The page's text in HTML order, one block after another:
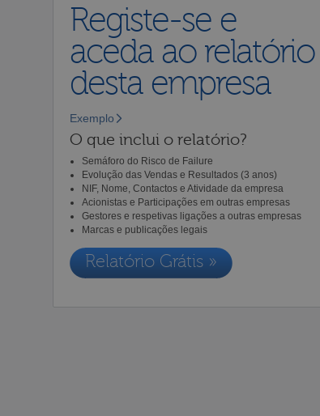
Registe-se e
aceda ao relatório
desta empresa
Exemplo
O que inclui o relatório?
Semáforo do Risco de Failure
Evolução das Vendas e Resultados (3 anos)
NIF, Nome, Contactos e Atividade da empresa
Acionistas e Participações em outras empresas
Gestores e respetivas ligações a outras empresas
Marcas e publicações legais
Relatório Grátis »